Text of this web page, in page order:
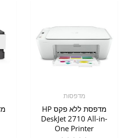
מדפסות
מדפסת ללא פקס HP
DeskJet 2710 All-in-
One Printer